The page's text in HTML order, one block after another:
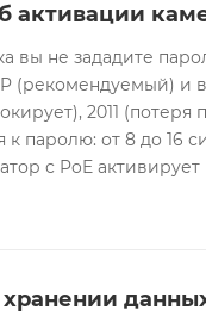
активации
вы не зададите
(рекомендуемый) и
2011 (потеря
паролю: от 8 до 16
с PoE